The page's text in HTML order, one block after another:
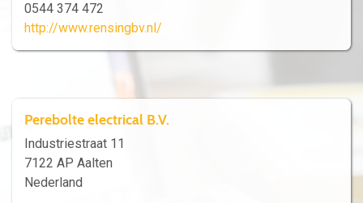
0544 374 472
http://www.rensingbv.nl/
Perebolte electrical B.V.
Industriestraat 11
7122 AP Aalten
Nederland